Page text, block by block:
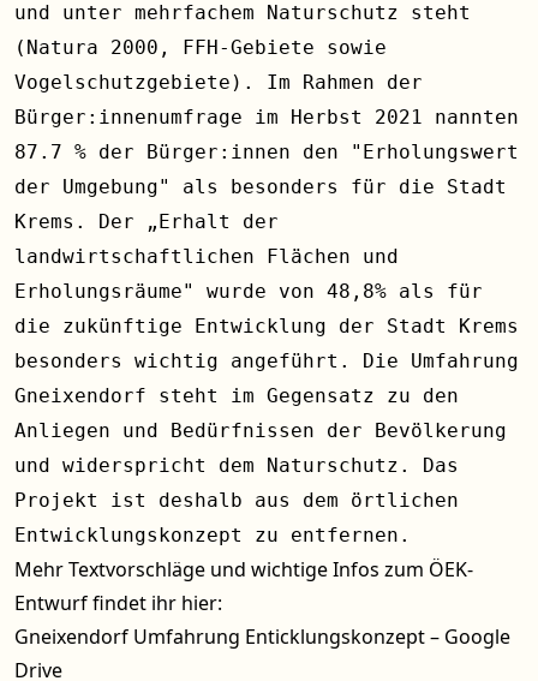
und unter mehrfachem Naturschutz steht
(Natura 2000, FFH-Gebiete sowie
Vogelschutzgebiete). Im Rahmen der
Bürger:innenumfrage im Herbst 2021 nannten
87.7 % der Bürger:innen den "Erholungswert
der Umgebung" als besonders für die Stadt
Krems. Der „Erhalt der
landwirtschaftlichen Flächen und
Erholungsräume" wurde von 48,8% als für
die zukünftige Entwicklung der Stadt Krems
besonders wichtig angeführt. Die Umfahrung
Gneixendorf steht im Gegensatz zu den
Anliegen und Bedürfnissen der Bevölkerung
und widerspricht dem Naturschutz. Das
Projekt ist deshalb aus dem örtlichen
Entwicklungskonzept zu entfernen.
Mehr Textvorschläge und wichtige Infos zum ÖEK-
Entwurf findet ihr hier:
Gneixendorf Umfahrung Enticklungskonzept – Google
Drive